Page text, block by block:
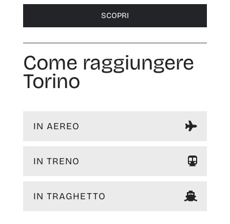
SCOPRI
Come raggiungere
Torino
IN AEREO
IN TRENO
IN TRAGHETTO